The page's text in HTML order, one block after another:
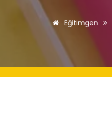
Eğitimgen